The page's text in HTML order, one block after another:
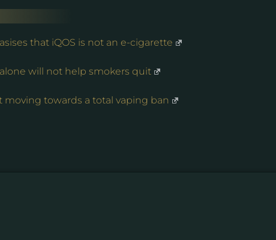
that iQOS is not an e-cigarette
will not help smokers quit
moving towards a total vaping ban